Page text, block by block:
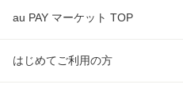
au PAY マーケット TOP
はじめてご利用の方